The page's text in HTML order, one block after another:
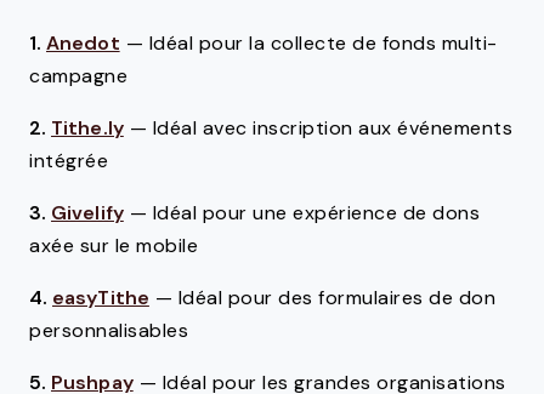
1. Anedot — Idéal pour la collecte de fonds multi-
campagne
2. Tithe.ly — Idéal avec inscription aux événements
intégrée
3. Givelify — Idéal pour une expérience de dons
axée sur le mobile
4. easyTithe — Idéal pour des formulaires de don
personnalisables
5. Pushpay — Idéal pour les grandes organisations